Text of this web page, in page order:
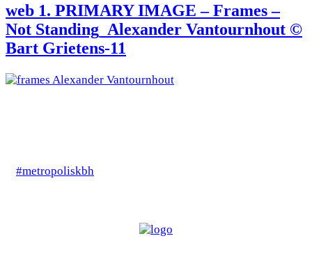
web 1. PRIMARY IMAGE – Frames –
Not Standing_Alexander Vantournhout ©
Bart Grietens-11
#metropoliskbh